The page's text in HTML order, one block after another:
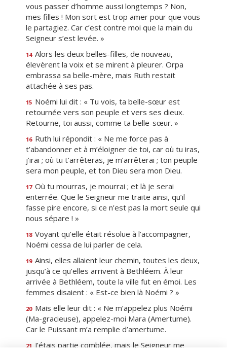
vous passer d’homme aussi longtemps ? Non,
mes filles ! Mon sort est trop amer pour que vous
le partagiez. Car c’est contre moi que la main du
Seigneur s’est levée. »
14 Alors les deux belles-filles, de nouveau,
élevèrent la voix et se mirent à pleurer. Orpa
embrassa sa belle-mère, mais Ruth restait
attachée à ses pas.
15 Noémi lui dit : « Tu vois, ta belle-sœur est
retournée vers son peuple et vers ses dieux.
Retourne, toi aussi, comme ta belle-sœur. »
16 Ruth lui répondit : « Ne me force pas à
t’abandonner et à m’éloigner de toi, car où tu iras,
j’irai ; où tu t’arrêteras, je m’arrêterai ; ton peuple
sera mon peuple, et ton Dieu sera mon Dieu.
17 Où tu mourras, je mourrai ; et là je serai
enterrée. Que le Seigneur me traite ainsi, qu’il
fasse pire encore, si ce n’est pas la mort seule qui
nous sépare ! »
18 Voyant qu’elle était résolue à l’accompagner,
Noémi cessa de lui parler de cela.
19 Ainsi, elles allaient leur chemin, toutes les deux,
jusqu’à ce qu’elles arrivent à Bethléem. À leur
arrivée à Bethléem, toute la ville fut en émoi. Les
femmes disaient : « Est-ce bien là Noémi ? »
20 Mais elle leur dit : « Ne m’appelez plus Noémi
(Ma-gracieuse), appelez-moi Mara (Amertume).
Car le Puissant m’a remplie d’amertume.
21 J’étais partie comblée, mais le Seigneur me